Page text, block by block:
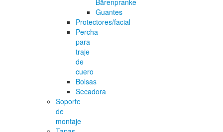
Guantes
Protectores/facial
Percha
para
traje
de
cuero
Bolsas
Secadora
Soporte
de
montaje